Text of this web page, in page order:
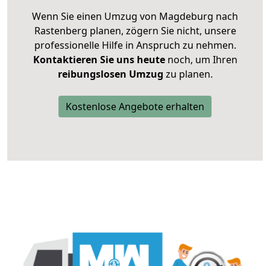
Wenn Sie einen Umzug von Magdeburg nach
Rastenberg planen, zögern Sie nicht, unsere
professionelle Hilfe in Anspruch zu nehmen.
Kontaktieren Sie uns heutenoch, um Ihren
reibungslosen Umzug zu planen.
Kostenlose Angebote erhalten